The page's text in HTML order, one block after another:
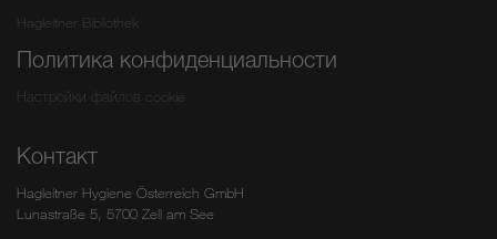
Hagleitner Bibliothek
Политика конфиденциальности
Настройки файлов cookie
Контакт
Hagleitner Hygiene Österreich GmbH
Lunastraße 5, 5700 Zell am See